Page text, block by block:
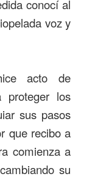
conocí al
voz y
acto de
proteger los
sus pasos
que recibo a
comienza a
su